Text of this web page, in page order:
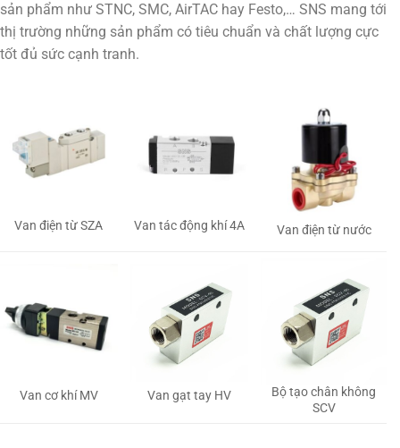
sản phẩm như STNC, SMC, AirTAC hay Festo,… SNS mang tới
thị trường những sản phẩm có tiêu chuẩn và chất lượng cực
tốt đủ sức cạnh tranh.
Van điện từ SZA Van tác động khí 4A Van điện từ nước
Van cơ khí MV Van gạt tay HV
Bộ tạo chân không
SCV